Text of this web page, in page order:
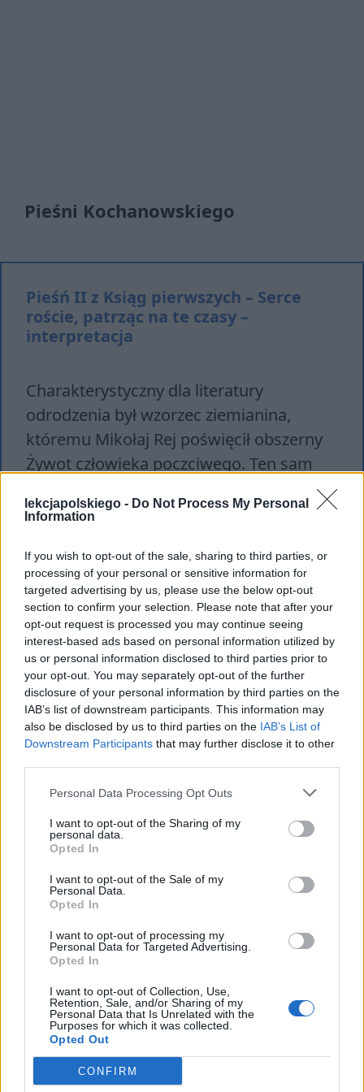
lekcjapolskiego - Do Not Process My Personal
Information
If you wish to opt-out of the sale, sharing to third parties, or
processing of your personal or sensitive information for
targeted advertising by us, please use the below opt-out
section to confirm your selection. Please note that after your
opt-out request is processed you may continue seeing
interest-based ads based on personal information utilized by
us or personal information disclosed to third parties prior to
your opt-out. You may separately opt-out of the further
disclosure of your personal information by third parties on the
IAB’s list of downstream participants. This information may
also be disclosed by us to third parties on the IAB’s List of
Downstream Participants that may further disclose it to other
Personal Data Processing Opt Outs
I want to opt-out of the Sharing of my
personal data.
Opted In
I want to opt-out of the Sale of my
Personal Data.
Opted In
I want to opt-out of processing my
Personal Data for Targeted Advertising.
Opted In
I want to opt-out of Collection, Use,
Retention, Sale, and/or Sharing of my
Personal Data that Is Unrelated with the
Purposes for which it was collected.
Opted Out
CONFIRM
Pieśni Kochanowskiego
Pieśń II z Ksiąg pierwszych – Serce
roście, patrząc na te czasy –
interpretacja
Charakterystyczny dla literatury
odrodzenia był wzorzec ziemianina,
któremu Mikołaj Rej poświęcił obszerny
Żywot człowieka poczciwego. Ten sam
ideał postuluje Jan Kochanowski w Pieśni
II z Ksiąg pierwszych, tytułowaną od
na te czasy. Wyraża przy tym typowy
renesansowy optymizm.
Tagi
Jan Kochanowski,Pieśni
Kochanowskiego
←Poprzedni Strona
1 Strona
2
Szukaj: